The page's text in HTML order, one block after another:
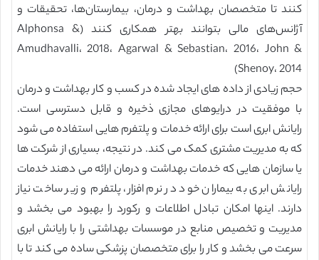
کنند تا متخصصان بهداشت و درمان، بیمارستان‌ها، تحقیقات و
آژانس‌های مالی بتوانند بهتر همکاری کنند (Alphonsa &
Amudhavalli، 2018، Agarwal & Sebastian، 2016، John &
Shenoy، 2014)
حجم زیادی از داده های ایجاد شده در کسب و کار بهداشت و درمان
با موفقیت در درایوهای مجازی ذخیره و قابل دسترسی است.
رایانش ابری است برای ارائه خدمات و پلتفرم هایی استفاده می شود
که به مدیریت مشتری کمک می کند. در نتیجه، بسیاری از شرکت ها
یا سازمان هایی که خدمات بهداشت و درمان ارائه می دهند خدمات
رایانش ابری به بیماران خود در نرم افزار، پلتفرم و زیر ساخت نیاز
دارند. اینها امکان تبادل اطلاعات و رکورد را بهبود می بخشد و
مدیریت و تخصیص منابع در موسسات بهداشتی را با رایانش ابری
سرعت می بخشد و کار را برای متخصصان پزشکی ساده می کند تا با